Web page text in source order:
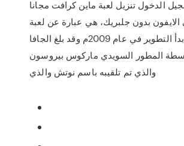
الدخول تنزيل لعبة ماين كرافت مجانا
بدون جلبريك، هي عبارة عن لعبة
مستقلةوقد بدأ التطوير في عام 2009م وقد بلغ الجافا
المطور السويدي ماركوس بيروسون
والذي تم تلقيبه باسم نوتش والذي